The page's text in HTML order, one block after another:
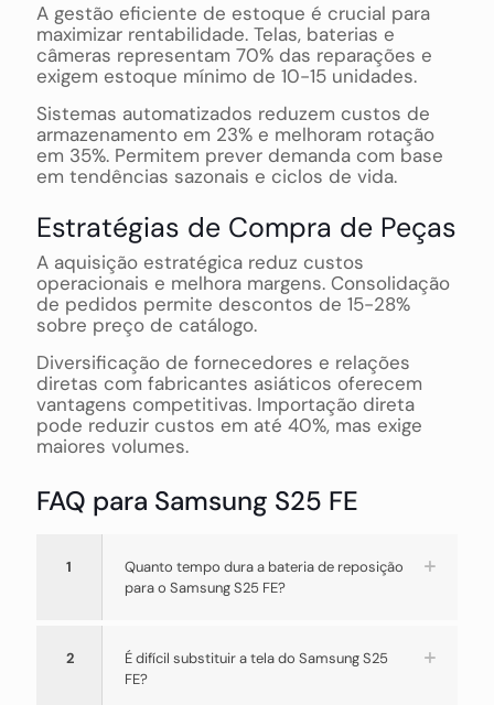
A gestão eficiente de estoque é crucial para
maximizar rentabilidade. Telas, baterias e
câmeras representam 70% das reparações e
exigem estoque mínimo de 10-15 unidades.
Sistemas automatizados reduzem custos de
armazenamento em 23% e melhoram rotação
em 35%. Permitem prever demanda com base
em tendências sazonais e ciclos de vida.
Estratégias de Compra de Peças
A aquisição estratégica reduz custos
operacionais e melhora margens. Consolidação
de pedidos permite descontos de 15-28%
sobre preço de catálogo.
Diversificação de fornecedores e relações
diretas com fabricantes asiáticos oferecem
vantagens competitivas. Importação direta
pode reduzir custos em até 40%, mas exige
maiores volumes.
FAQ para Samsung S25 FE
1
Quanto tempo dura a bateria de reposição
para o Samsung S25 FE?
2
É difícil substituir a tela do Samsung S25
FE?